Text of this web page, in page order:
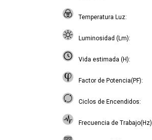
Temperatura Luz
Luminosidad (Lm)
Vida estimada (H)
Factor de Potencia(PF)
Ciclos de Encendidos
Frecuencia de Trabajo(Hz)